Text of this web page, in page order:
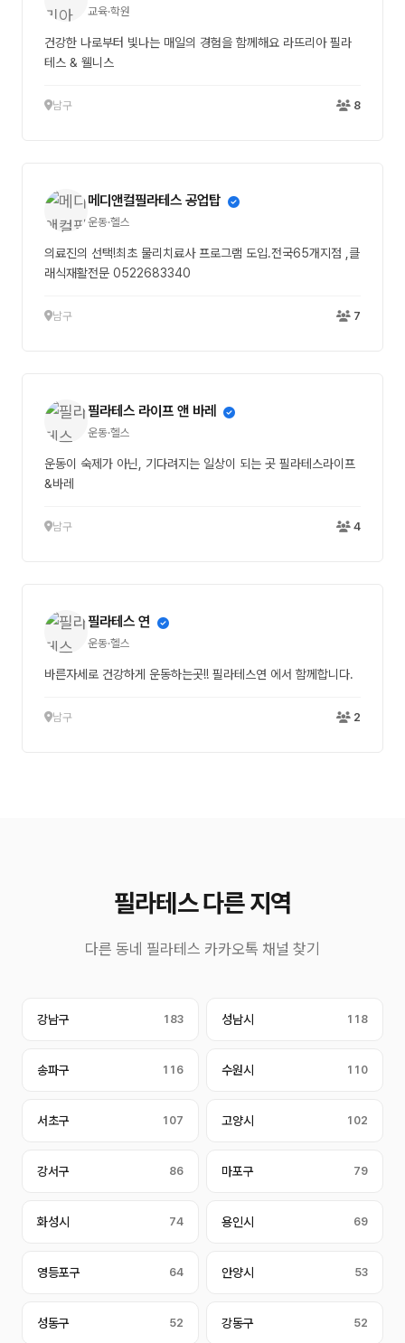
교육·학원
건강한 나로부터 빛나는 매일의 경험을 함께해요 라뜨리아 필라
테스 & 웰니스
남구 8
메디앤컬필라테스 공업탑
운동·헬스
의료진의 선택!최초 물리치료사 프로그램 도입.전국65개지점 ,클
래식재활전문 0522683340
남구 7
필라테스 라이프 앤 바레
운동·헬스
운동이 숙제가 아닌, 기다려지는 일상이 되는 곳 필라테스라이프
&바레
남구 4
필라테스 연
운동·헬스
바른자세로 건강하게 운동하는곳!! 필라테스연 에서 함께합니다.
남구 2
필라테스 다른 지역
다른 동네 필라테스 카카오톡 채널 찾기
강남구 183 성남시 118
송파구 116 수원시 110
서초구 107 고양시 102
강서구 86 마포구 79
화성시 74 용인시 69
영등포구 64 안양시 53
성동구 52 강동구 52